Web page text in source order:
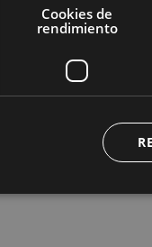
Cookies de
rendimiento